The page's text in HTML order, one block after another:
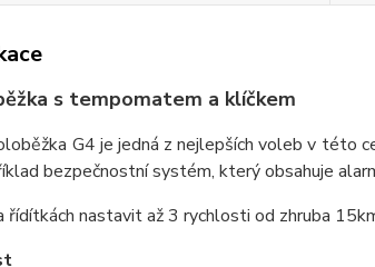
s tempomatem a klíčkem
G4 je jedná z nejlepších voleb v této
bezpečnostní systém, který obsahuje
řídítkách nastavit až 3 rychlosti od zhruba